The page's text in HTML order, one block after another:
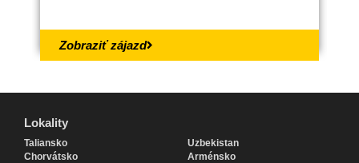
Zobraziť zájazd
Lokality
Taliansko
Chorvátsko
Uzbekistan
Arménsko